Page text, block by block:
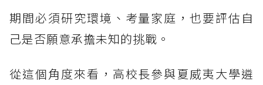
期間必須研究環境、考量家庭，也要評估自
己是否願意承擔未知的挑戰。
從這個角度來看，高校長參與夏威夷大學遴